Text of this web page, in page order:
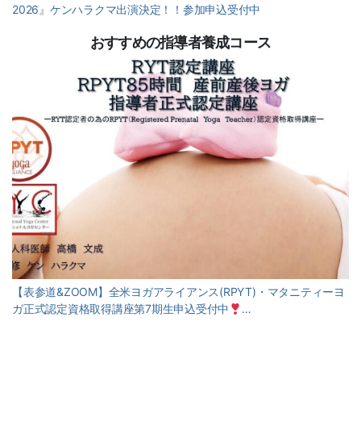
2026』ケンハラクマ出演決定！！参加申込受付中
おすすめの指導者養成コース
【表参道&ZOOM】全米ヨガアライアンス(RPYT)・マタニティーヨ
ガ正式認定資格取得講座第7期生申込受付中
…